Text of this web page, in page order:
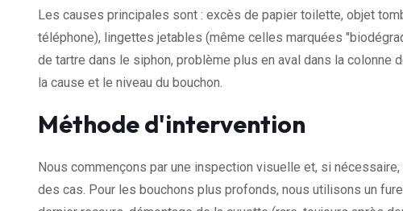
Les causes principales sont : excès de papier toilette, objet
téléphone), lingettes jetables (même celles marquées
de tartre dans le siphon, problème plus en aval dans la colonne
la cause et le niveau du bouchon.
Méthode d'intervention
Nous commençons par une inspection visuelle et, si
des cas. Pour les bouchons plus profonds, nous utilisons un